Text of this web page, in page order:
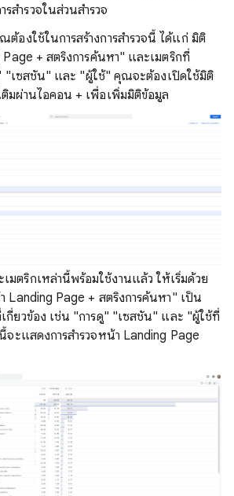
สำรวจในส่วนสำรวจ
องใช้ในการสร้างการสํารวจนี้ ได้แก่ มิติ
+ สตริงการค้นหา" และเมตริกที่
"เซสชัน" และ "ผู้ใช้" คุณจะต้องเปิดใช้มิติ
มผ่านไอคอน + เพื่อเพิ่มมิติข้อมูล
มตริกเหล่านี้พร้อมใช้งานแล้ว ให้เริ่มด้วย
Landing Page + สตริงการค้นหา" เป็น
กี่ยวข้อง เช่น "การดู" "เซสชัน" และ "ผู้ใช้ที่
จะแสดงการสํารวจหน้า Landing Page